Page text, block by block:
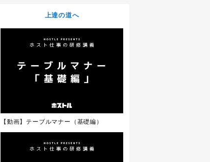
上達の道へ
【動画】テーブルマナー（基礎編）